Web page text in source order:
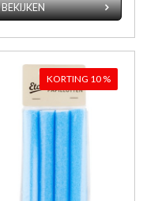
BEKIJKEN
KORTING 10 %